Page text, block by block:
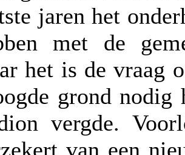
jaren het
met de
het is de vraag
grond
vergde.
van een